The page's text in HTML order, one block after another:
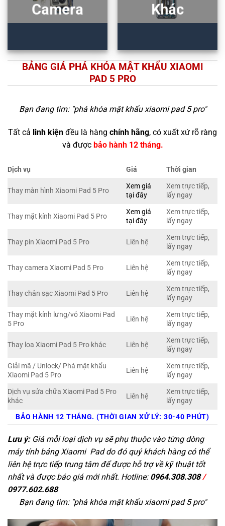
Camera Khác
BẢNG GIÁ PHÁ KHÓA MẬT KHẨU XIAOMI
PAD 5 PRO
Bạn đang tìm: "phá khóa mật khẩu xiaomi pad 5 pro"
Tất cả linh kiện đều là hàng chính hãng, có xuất xứ rõ ràng
và được bảo hành 12 tháng.
Dịch vụ Giá Thời gian
Thay màn hình Xiaomi Pad 5 Pro
Xem giá
tại đây
Xem trực tiếp,
lấy ngay
Thay mặt kính Xiaomi Pad 5 Pro
Xem giá
tại đây
Xem trực tiếp,
lấy ngay
Thay pin Xiaomi Pad 5 Pro Liên hệ
Xem trực tiếp,
lấy ngay
Thay camera Xiaomi Pad 5 Pro Liên hệ
Xem trực tiếp,
lấy ngay
Thay chân sạc Xiaomi Pad 5 Pro Liên hệ
Xem trực tiếp,
lấy ngay
Thay mặt kính lưng/vỏ Xiaomi Pad
5 Pro
Liên hệ
Xem trực tiếp,
lấy ngay
Thay loa Xiaomi Pad 5 Pro khác Liên hệ
Xem trực tiếp,
lấy ngay
Giải mã / Unlock/ Phá mật khẩu
Xiaomi Pad 5 Pro
Liên hệ
Xem trực tiếp,
lấy ngay
Dịch vụ sửa chữa Xiaomi Pad 5 Pro
khác
Liên hệ
Xem trực tiếp,
lấy ngay
BẢO HÀNH 12 THÁNG. (THỜI GIAN XỬ LÝ: 30-40 PHÚT)
Lưu ý:Giá mỗi loại dịch vụ sẽ phụ thuộc vào từng dòng
máy tính bảng Xiaomi Pad do đó quý khách hàng có thể
liên hệ trực tiếp trung tâm để được hỗ trợ về kỹ thuật tốt
nhất và được báo giá mới nhất. Hotline: 0964.308.308/
0977.602.688
Bạn đang tìm: "phá khóa mật khẩu xiaomi pad 5 pro"